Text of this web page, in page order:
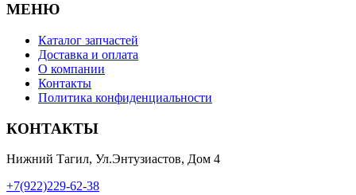
МЕНЮ
Каталог запчастей
Доставка и оплата
О компании
Контакты
Политика конфиденциальности
КОНТАКТЫ
Нижний Тагил, Ул.Энтузиастов, Дом 4
+7(922)229-62-38